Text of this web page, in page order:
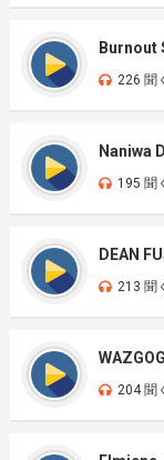
Burnout
226 聞
Naniwa
195 聞
DEAN
213 聞
204 聞